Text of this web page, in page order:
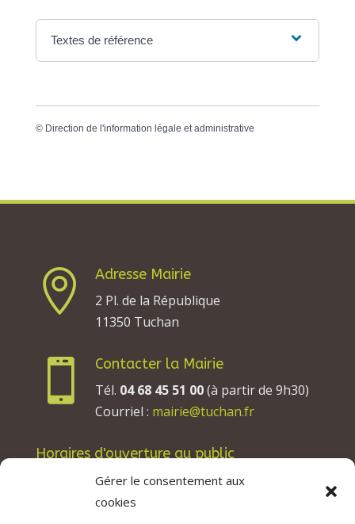
Gérer le consentement aux
cookies
Textes de référence
© Direction de l'information légale et administrative

Adresse Mairie
2 Pl. de la République
11350 Tuchan

Contacter la Mairie
Tél. 04 68 45 51 00(à partir de 9h30)
Courriel : mairie@tuchan.fr
Horaires d'ouverture au public
Les lundis, mardis et jeudis : de 8h à 12h et de
13h30 à 17h30.